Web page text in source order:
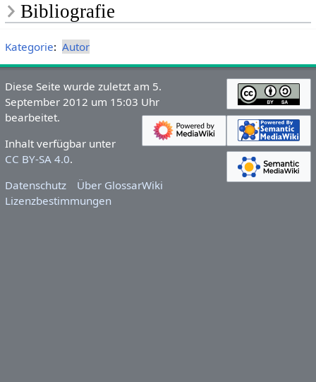
Bibliografie
Kategorie: Autor
Diese Seite wurde zuletzt am 5.
September 2012 um 15:03 Uhr
bearbeitet.
Inhalt verfügbar unter
CC BY-SA 4.0.
Datenschutz
Über GlossarWiki
Lizenzbestimmungen